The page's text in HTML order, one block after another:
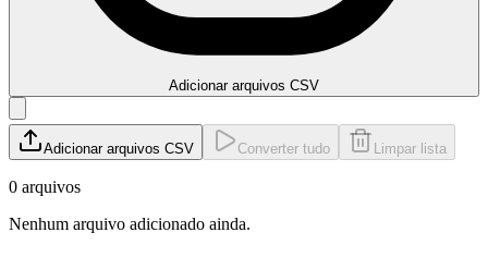
Adicionar arquivos CSV
Adicionar arquivos CSV Converter tudo Limpar lista
0 arquivos
Nenhum arquivo adicionado ainda.